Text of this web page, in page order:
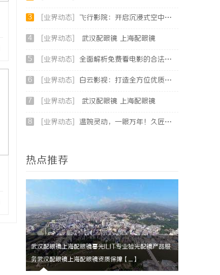
3 [业界动态] 飞行影院：开启沉浸式空中观影新体验的未来趋势
4 [业界动态] 武汉配眼镜 上海配眼镜
5 [业界动态] 全面解析免费看电影的合法途径与资源推荐
6 [业界动态] 白云影视：打造全方位优质影视内容生态体系的先锋力量
7 [业界动态] 武汉配眼镜 上海配眼镜
8 [业界动态] 温婉灵动，一眼万年！久匠量身定制的眉眼唇，才是你整张脸的点睛之笔！淡颜系女生的气质加分项
热点推荐
武汉配眼镜上海配眼镜暮光ILIT专业验光配镜产品服
务武汉配眼镜上海配眼镜资质保障【....】